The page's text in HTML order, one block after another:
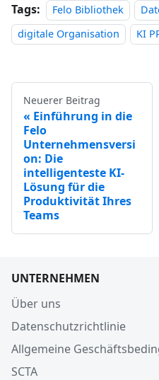
Tags: Felo Bibliothek
digitale Organisation
KI
Neuerer Beitrag
Einführung in die
Felo
Unternehmensversi
on: Die
intelligenteste KI-
Lösung für die
Produktivität Ihres
Teams
UNTERNEHMEN
Über uns
Datenschutzrichtlinie
Allgemeine
SCTA